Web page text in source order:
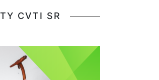
CVTI SR